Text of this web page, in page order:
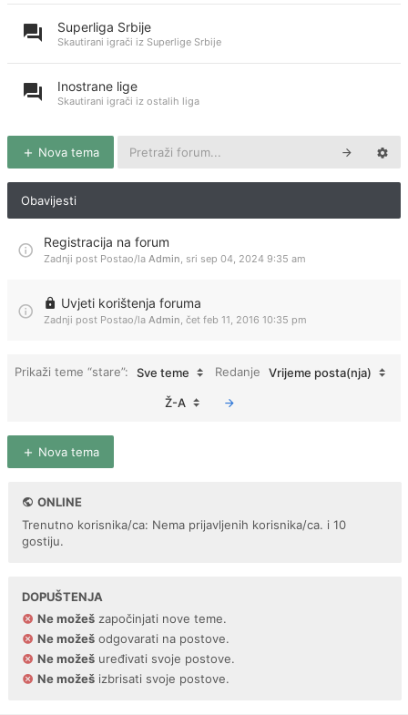
Superliga Srbije
Skautirani igrači iz Superlige Srbije
Inostrane lige
Skautirani igrači iz ostalih liga
Nova tema
Obavijesti
Registracija na forum
Zadnji post Postao/la Admin, sri sep 04, 2024 9:35 am
Uvjeti korištenja foruma
Zadnji post Postao/la Admin, čet feb 11, 2016 10:35 pm
Prikaži teme “stare”: Sve teme Redanje Vrijeme posta(nja)
Ž-A
Nova tema
ONLINE
Trenutno korisnika/ca: Nema prijavljenih korisnika/ca. i 10
gostiju.
DOPUŠTENJA
Ne možeš započinjati nove teme.
Ne možeš odgovarati na postove.
Ne možeš uređivati svoje postove.
Ne možeš izbrisati svoje postove.